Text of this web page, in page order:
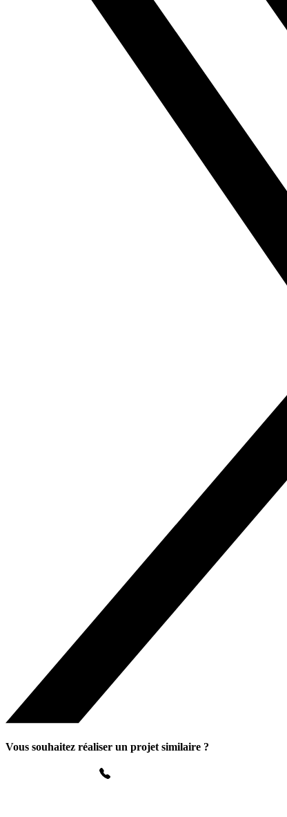
Vous souhaitez réaliser un projet similaire ?